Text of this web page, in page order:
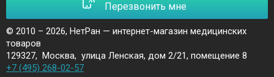
Перезвонить мне
© 2010 – 2026, НетРан — интернет-магазин медицинских
товаров
129327, Москва, улица Ленская, дом 2/21, помещение 8
+7 (495) 268-02-57